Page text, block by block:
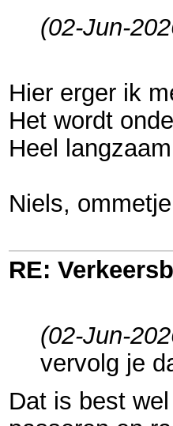
(02-Jun-
Hier erger ik
Het wordt
Heel
Niels,
RE:
(02-Jun-
vervolg je
Dat is best